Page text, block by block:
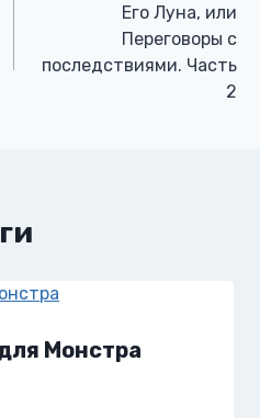
Его Луна, или
Переговоры с
последствиями. Часть
2
Монстра